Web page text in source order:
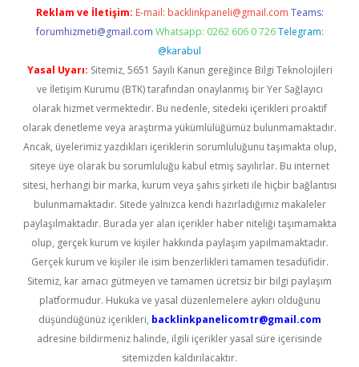
Reklam ve İletişim: E-mail: backlinkpaneli@gmail.com Teams:
forumhizmeti@gmail.com Whatsapp: 0262 606 0 726 Telegram:
@karabul
Yasal Uyarı: Sitemiz, 5651 Sayılı Kanun gereğince Bilgi Teknolojileri
ve İletişim Kurumu (BTK) tarafından onaylanmış bir Yer Sağlayıcı
olarak hizmet vermektedir. Bu nedenle, sitedeki içerikleri proaktif
olarak denetleme veya araştırma yükümlülüğümüz bulunmamaktadır.
Ancak, üyelerimiz yazdıkları içeriklerin sorumluluğunu taşımakta olup,
siteye üye olarak bu sorumluluğu kabul etmiş sayılırlar. Bu internet
sitesi, herhangi bir marka, kurum veya şahıs şirketi ile hiçbir bağlantısı
bulunmamaktadır. Sitede yalnızca kendi hazırladığımız makaleler
paylaşılmaktadır. Burada yer alan içerikler haber niteliği taşımamakta
olup, gerçek kurum ve kişiler hakkında paylaşım yapılmamaktadır.
Gerçek kurum ve kişiler ile isim benzerlikleri tamamen tesadüfidir.
Sitemiz, kar amacı gütmeyen ve tamamen ücretsiz bir bilgi paylaşım
platformudur. Hukuka ve yasal düzenlemelere aykırı olduğunu
düşündüğünüz içerikleri, backlinkpanelicomtr@gmail.com
adresine bildirmeniz halinde, ilgili içerikler yasal süre içerisinde
sitemizden kaldırılacaktır.